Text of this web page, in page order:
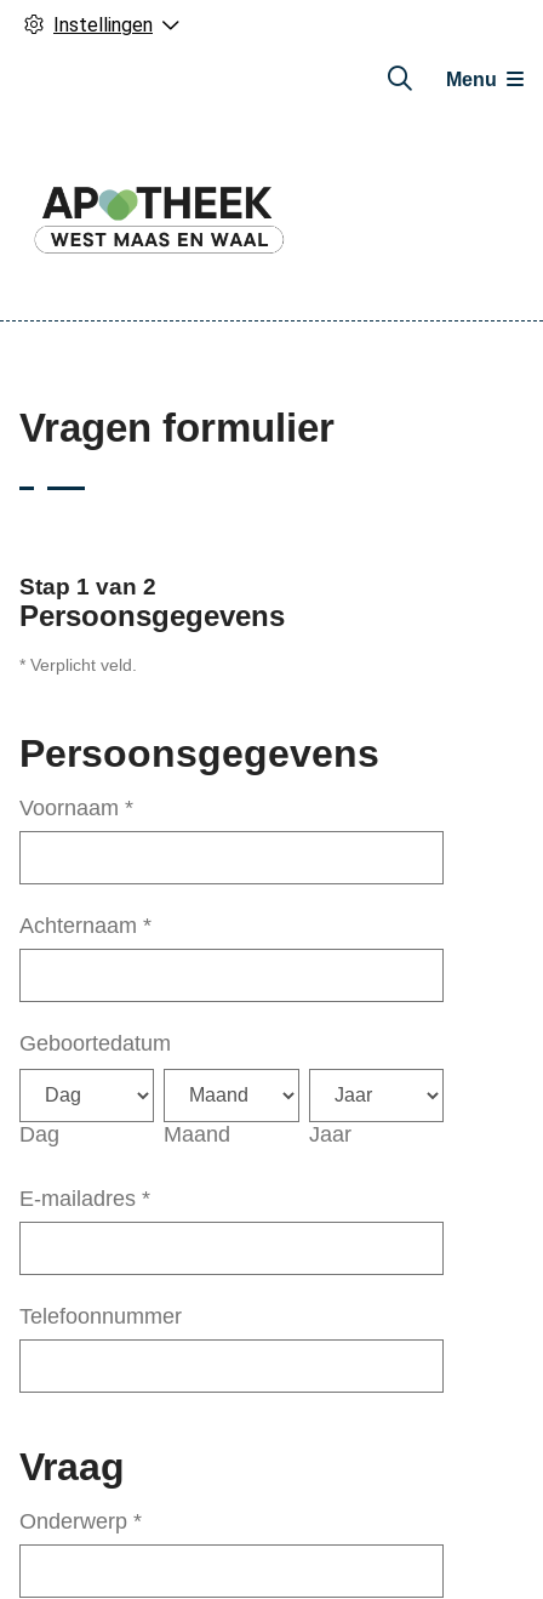
Instellingen
Menu
Vragen formulier
Stap 1 van 2
Persoonsgegevens
* Verplicht veld.
Persoonsgegevens
Voornaam *
Achternaam *
Geboortedatum
Dag Maand Jaar
E-mailadres *
Telefoonnummer
Vraag
Onderwerp *